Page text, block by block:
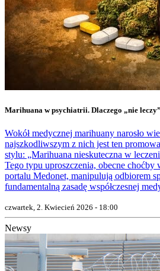
Marihuana w psychiatrii. Dlaczego „nie
Wokół medycznej marihuany narosło
najszkodliwszym z nich jest ten
stylu: „Marihuana nieskuteczna w
Tego typu uproszczenia, obecne
portalu Medonet, manipulują odbiorem
fundamentalną zasadę współczesnej
czwartek, 2. Kwiecień 2026 - 18:00
Newsy